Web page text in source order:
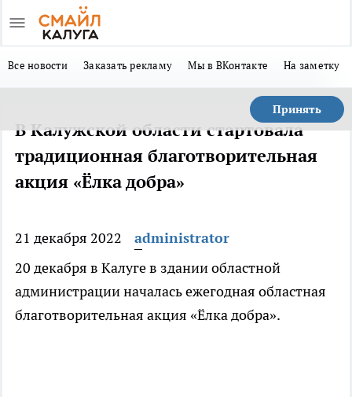
Все новости Заказать рекламу Мы в ВКонтакте На заметку
Принять
В Калужской области стартовала
традиционная благотворительная
акция «Ёлка добра»
21 декабря 2022
administrator
20 декабря в Калуге в здании областной
администрации началась ежегодная областная
благотворительная акция «Ёлка добра».